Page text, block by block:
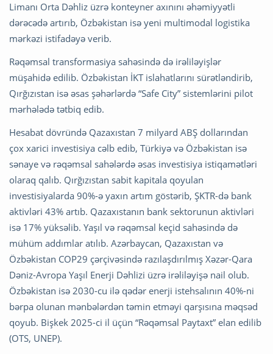
Limanı Orta Dəhliz üzrə konteyner axınını əhəmiyyətli
dərəcədə artırıb, Özbəkistan isə yeni multimodal logistika
mərkəzi istifadəyə verib.
Rəqəmsal transformasiya sahəsində də irəliləyişlər
müşahidə edilib. Özbəkistan İKT islahatlarını sürətləndirib,
Qırğızıstan isə əsas şəhərlərdə “Safe City” sistemlərini pilot
mərhələdə tətbiq edib.
Hesabat dövründə Qazaxıstan 7 milyard ABŞ dollarından
çox xarici investisiya cəlb edib, Türkiyə və Özbəkistan isə
sənaye və rəqəmsal sahələrdə əsas investisiya istiqamətləri
olaraq qalıb. Qırğızıstan sabit kapitala qoyulan
investisiyalarda 90%-ə yaxın artım göstərib, ŞKTR-də bank
aktivləri 43% artıb. Qazaxıstanın bank sektorunun aktivləri
isə 17% yüksəlib. Yaşıl və rəqəmsal keçid sahəsində də
mühüm addımlar atılıb. Azərbaycan, Qazaxıstan və
Özbəkistan COP29 çərçivəsində razılaşdırılmış Xəzər-Qara
Dəniz-Avropa Yaşıl Enerji Dəhlizi üzrə irəliləyişə nail olub.
Özbəkistan isə 2030-cu ilə qədər enerji istehsalının 40%-ni
bərpa olunan mənbələrdən təmin etməyi qarşısına məqsəd
qoyub. Bişkek 2025-ci il üçün “Rəqəmsal Paytaxt” elan edilib
(OTS, UNEP).